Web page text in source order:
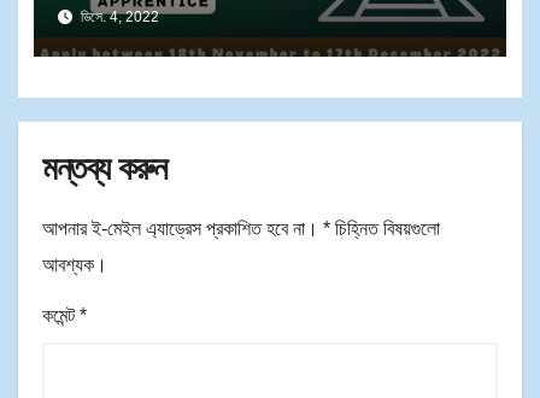
ডিসে. 4, 2022
মন্তব্য করুন
আপনার ই-মেইল এ্যাড্রেস প্রকাশিত হবে না। * চিহ্নিত বিষয়গুলো
আবশ্যক।
কমেন্ট*